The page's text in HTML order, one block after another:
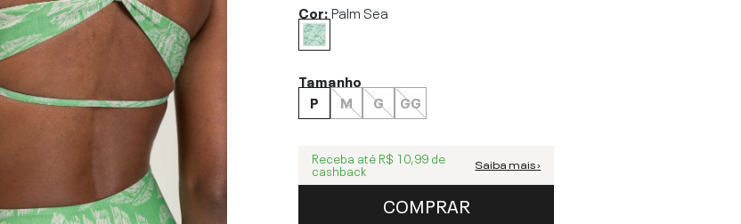
Cor:Palm Sea
Tamanho
P
M G GG
Receba até R$ 10,99 de
cashback Saiba mais ›
COMPRAR